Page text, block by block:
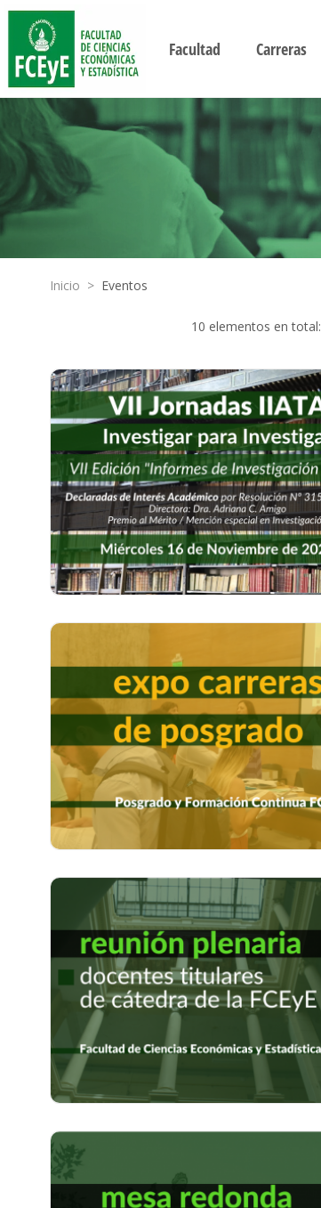
Facultad Carreras
Inicio > Eventos
10 elementos en total: